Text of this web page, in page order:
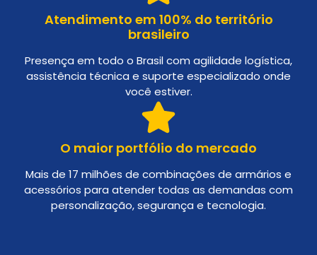
Atendimento em 100% do território
brasileiro
Presença em todo o Brasil com agilidade logística,
assistência técnica e suporte especializado onde
você estiver.
O maior portfólio do mercado
Mais de 17 milhões de combinações de armários e
acessórios para atender todas as demandas com
personalização, segurança e tecnologia.